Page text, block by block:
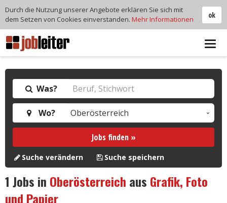
Was?
Wo?
Jobs finden »
Suche verändern Suche speichern
1 Jobs in Oberösterreich aus Grafik, Foto
und Papier
ok
Durch die Nutzung unserer Angebote erklären Sie sich mit
dem Setzen von Cookies einverstanden. Mehr Informationen